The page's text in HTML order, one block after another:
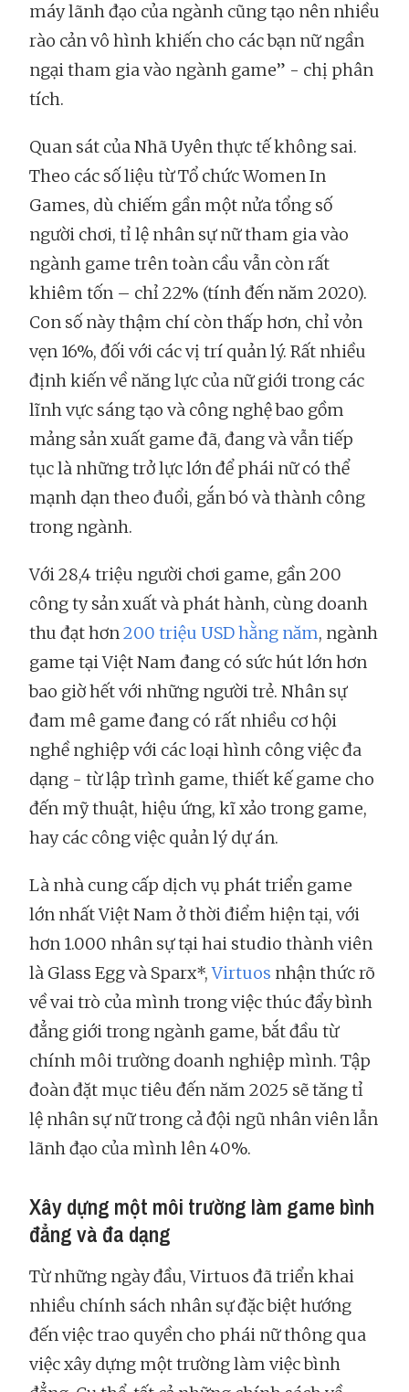
máy lãnh đạo của ngành cũng tạo nên nhiều
rào cản vô hình khiến cho các bạn nữ ngần
ngại tham gia vào ngành game” - chị phân
tích.
Quan sát của Nhã Uyên thực tế không sai.
Theo các số liệu từ Tổ chức Women In
Games, dù chiếm gần một nửa tổng số
người chơi, tỉ lệ nhân sự nữ tham gia vào
ngành game trên toàn cầu vẫn còn rất
khiêm tốn – chỉ 22% (tính đến năm 2020).
Con số này thậm chí còn thấp hơn, chỉ vỏn
vẹn 16%, đối với các vị trí quản lý. Rất nhiều
định kiến về năng lực của nữ giới trong các
lĩnh vực sáng tạo và công nghệ bao gồm
mảng sản xuất game đã, đang và vẫn tiếp
tục là những trở lực lớn để phái nữ có thể
mạnh dạn theo đuổi, gắn bó và thành công
trong ngành.
Với 28,4 triệu người chơi game, gần 200
công ty sản xuất và phát hành, cùng doanh
thu đạt hơn200 triệu USD hằng năm, ngành
game tại Việt Nam đang có sức hút lớn hơn
bao giờ hết với những người trẻ. Nhân sự
đam mê game đang có rất nhiều cơ hội
nghề nghiệp với các loại hình công việc đa
dạng - từ lập trình game, thiết kế game cho
đến mỹ thuật, hiệu ứng, kĩ xảo trong game,
hay các công việc quản lý dự án.
Là nhà cung cấp dịch vụ phát triển game
lớn nhất Việt Nam ở thời điểm hiện tại, với
hơn 1.000 nhân sự tại hai studio thành viên
là Glass Egg và Sparx*,Virtuos nhận thức rõ
về vai trò của mình trong việc thúc đẩy bình
đẳng giới trong ngành game, bắt đầu từ
chính môi trường doanh nghiệp mình. Tập
đoàn đặt mục tiêu đến năm 2025 sẽ tăng tỉ
lệ nhân sự nữ trong cả đội ngũ nhân viên lẫn
lãnh đạo của mình lên 40%.
Xây dựng một môi trường làm game bình
đẳng và đa dạng
Từ những ngày đầu, Virtuos đã triển khai
nhiều chính sách nhân sự đặc biệt hướng
đến việc trao quyền cho phái nữ thông qua
việc xây dựng một trường làm việc bình